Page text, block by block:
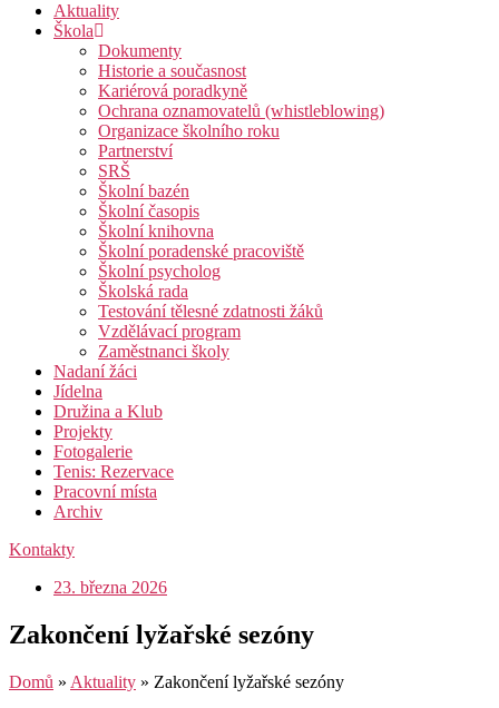
Aktuality
Škola
Dokumenty
Historie a současnost
Kariérová poradkyně
Ochrana oznamovatelů (whistleblowing)
Organizace školního roku
Partnerství
SRŠ
Školní bazén
Školní časopis
Školní knihovna
Školní poradenské pracoviště
Školní psycholog
Školská rada
Testování tělesné zdatnosti žáků
Vzdělávací program
Zaměstnanci školy
Nadaní žáci
Jídelna
Družina a Klub
Projekty
Fotogalerie
Tenis: Rezervace
Pracovní místa
Archiv
Kontakty
23. března 2026
Zakončení lyžařské sezóny
Domů » Aktuality » Zakončení lyžařské sezóny